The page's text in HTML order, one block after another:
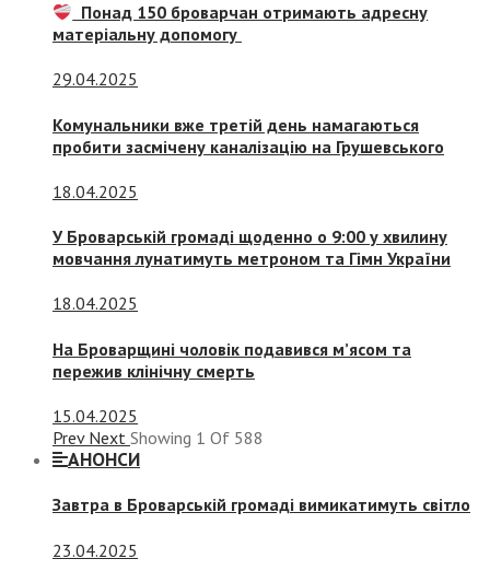
Понад 150 броварчан отримають адресну
матеріальну допомогу
29.04.2025
Комунальники вже третій день намагаються
пробити засмічену каналізацію на Грушевського
18.04.2025
У Броварській громаді щоденно о 9:00 у хвилину
мовчання лунатимуть метроном та Гімн України
18.04.2025
На Броварщині чоловік подавився м’ясом та
пережив клінічну смерть
15.04.2025
Prev Next Showing 1 Of 588
АНОНСИ
Завтра в Броварській громаді вимикатимуть світло
23.04.2025